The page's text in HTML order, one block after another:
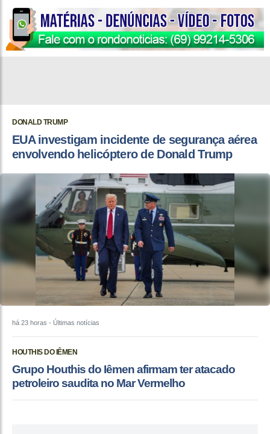
DONALD TRUMP
EUA investigam incidente de segurança aérea
envolvendo helicóptero de Donald Trump
há 23 horas - Últimas notícias
HOUTHIS DO IÊMEN
Grupo Houthis do Iêmen afirmam ter atacado
petroleiro saudita no Mar Vermelho